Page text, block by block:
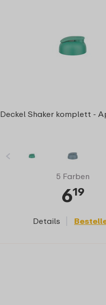
Deckel Shaker komplett -
5 Farben
619
Details